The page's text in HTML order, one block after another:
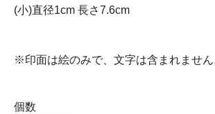
(小)直径1cm 長さ7.6cm
※印面は絵のみで、文字は含まれません
個数